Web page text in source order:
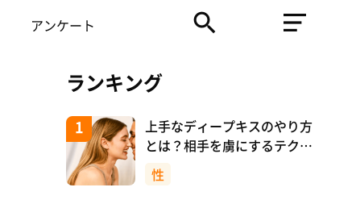
アンケート
ランキング
上手なディープキスのやり方
とは？相手を虜にするテクニ
ックを紹介！
性